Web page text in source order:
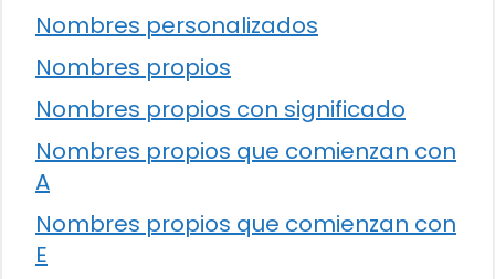
Nombres personalizados
Nombres propios
Nombres propios con significado
Nombres propios que comienzan con
A
Nombres propios que comienzan con
E